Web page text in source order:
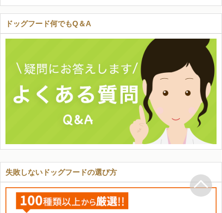
ドッグフード何でもQ＆A
失敗しないドッグフードの選び方